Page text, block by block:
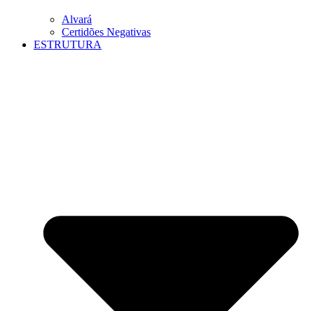
Alvará
Certidões Negativas
ESTRUTURA